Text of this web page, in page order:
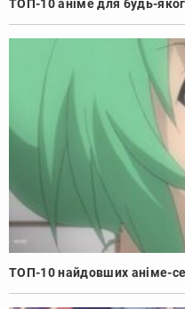
ТОП-10 аніме для будь-
ТОП-10 найдовших аніме-